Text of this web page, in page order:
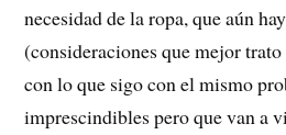
necesidad de la ropa, que aún
(consideraciones que mejor
con lo que sigo con el mismo
imprescindibles pero que van a